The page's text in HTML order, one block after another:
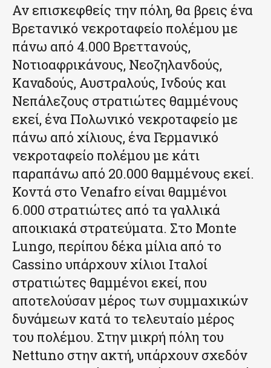
Αν επισκεφθείς την πόλη, θα βρεις ένα
Βρετανικό νεκροταφείο πολέμου με
πάνω από 4.000 Βρεττανούς,
Νοτιοαφρικάνους, Νεοζηλανδούς,
Καναδούς, Αυστραλούς, Ινδούς και
Νεπάλεζους στρατιώτες θαμμένους
εκεί, ένα Πολωνικό νεκροταφείο με
πάνω από χίλιους, ένα Γερμανικό
νεκροταφείο πολέμου με κάτι
παραπάνω από 20.000 θαμμένους εκεί.
Κοντά στο Venafro είναι θαμμένοι
6.000 στρατιώτες από τα γαλλικά
αποικιακά στρατεύματα. Στο Monte
Lungo, περίπου δέκα μίλια από το
Cassino υπάρχουν χίλιοι Ιταλοί
στρατιώτες θαμμένοι εκεί, που
αποτελούσαν μέρος των συμμαχικών
δυνάμεων κατά το τελευταίο μέρος
του πολέμου. Στην μικρή πόλη του
Nettuno στην ακτή, υπάρχουν σχεδόν